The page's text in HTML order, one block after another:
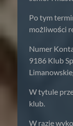
Po tym
możliwości
Numer
9186 Klub
W tytule
klub.
W razie